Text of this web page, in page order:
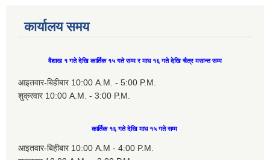
कार्यालय समय
वैशाख १ गते देखि कार्तिक १५ गते सम्म र माघ १६ गते देखि चैत्र मसान्त सम्म
आइतवार-बिहीबार 10:00 A.M. - 5:00 P.M.
शुक्रवार 10:00 A.M. - 3:00 P.M.
कार्तिक १६ गते देखि माघ १५ गते सम्म
आइतवार-बिहीबार 10:00 A.M - 4:00 P.M.